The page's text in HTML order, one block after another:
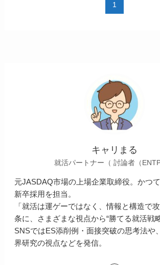
1
キャリまる
就活パートナー（ 討論者（ENTP
元JASDAQ市場の上場企業取締役。かつ
新卒採用を担当。
「就活は運ゲーではなく、情報と構造で
条に、さまざまな視点から“勝てる就活戦
SNSではES添削例・面接突破の思考法や
界研究の視点などを発信。